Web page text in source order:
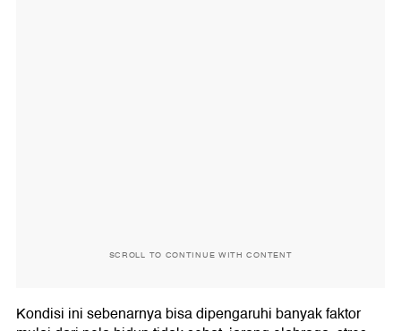
SCROLL TO CONTINUE WITH CONTENT
Kondisi ini sebenarnya bisa dipengaruhi banyak faktor